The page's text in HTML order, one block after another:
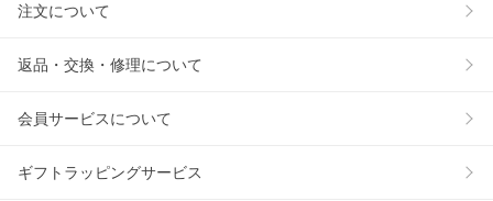
注文について
返品・交換・修理について
会員サービスについて
ギフトラッピングサービス